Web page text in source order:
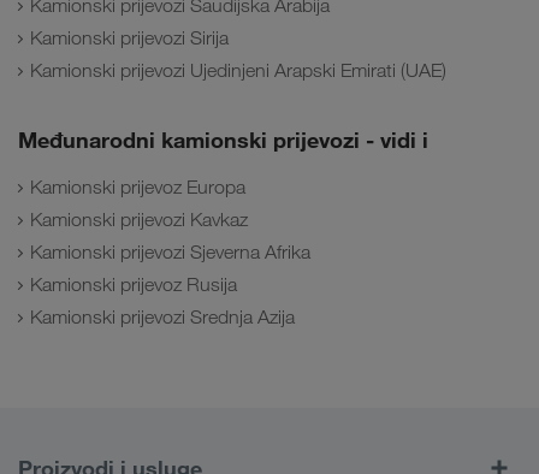
Kamionski prijevozi Saudijska Arabija
Kamionski prijevozi Sirija
Kamionski prijevozi Ujedinjeni Arapski Emirati (UAE)
Međunarodni kamionski prijevozi - vidi i
Kamionski prijevoz Europa
Kamionski prijevozi Kavkaz
Kamionski prijevozi Sjeverna Afrika
Kamionski prijevoz Rusija
Kamionski prijevozi Srednja Azija
Proizvodi i usluge